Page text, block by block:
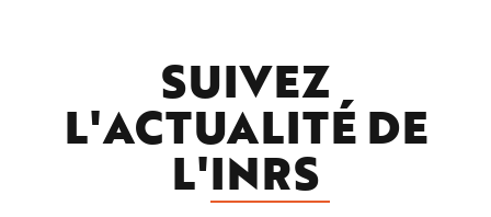
SUIVEZ
L'ACTUALITÉ DE
L'INRS